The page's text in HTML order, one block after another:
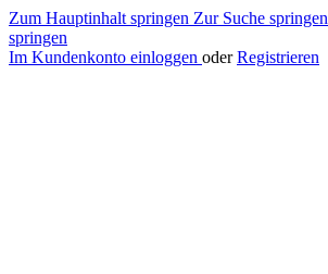
Zum Hauptinhalt springen Zur Suche springen
springen
Im Kundenkonto einloggen oder Registrieren